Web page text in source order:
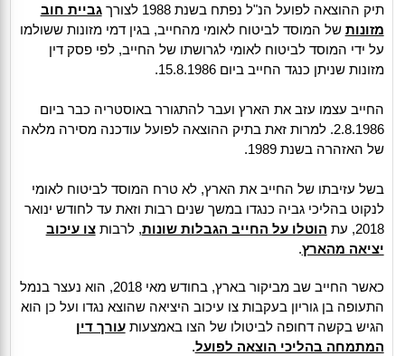
תיק ההוצאה לפועל הנ"ל נפתח בשנת 1988 לצורך
גביית חוב
מזונות של המוסד לביטוח לאומי מהחייב, בגין דמי מזונות ששולמו
על ידי המוסד לביטוח לאומי לגרושתו של החייב, לפי פסק דין
מזונות שניתן כנגד החייב ביום 15.8.1986.
החייב עצמו עזב את הארץ ועבר להתגורר באוסטריה כבר ביום
2.8.1986. למרות זאת בתיק ההוצאה לפועל עודכנה מסירה מלאה
של האזהרה בשנת 1989.
בשל עזיבתו של החייב את הארץ, לא טרח המוסד לביטוח לאומי
לנקוט בהליכי גביה כנגדו במשך שנים רבות וזאת עד לחודש ינואר
2018, עת
הוטלו על החייב הגבלות שונות, לרבותצו עיכוב
יציאה מהארץ.
כאשר החייב שב מביקור בארץ, בחודש מאי 2018, הוא נעצר בנמל
התעופה בן גוריון בעקבות צו עיכוב היציאה שהוצא נגדו ועל כן הוא
הגיש בקשה דחופה לביטולו של הצו באמצעותעורך דין
המתמחה בהליכי הוצאה לפועל.